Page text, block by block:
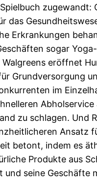
zugewandt:
das
Erkrankungen
sogar
Walgreens eröffnet
Grundversorgung
im
Abholservice
zu schlagen. Und
Ansatz
betont, indem es
Produkte aus
und seine Geschäfte